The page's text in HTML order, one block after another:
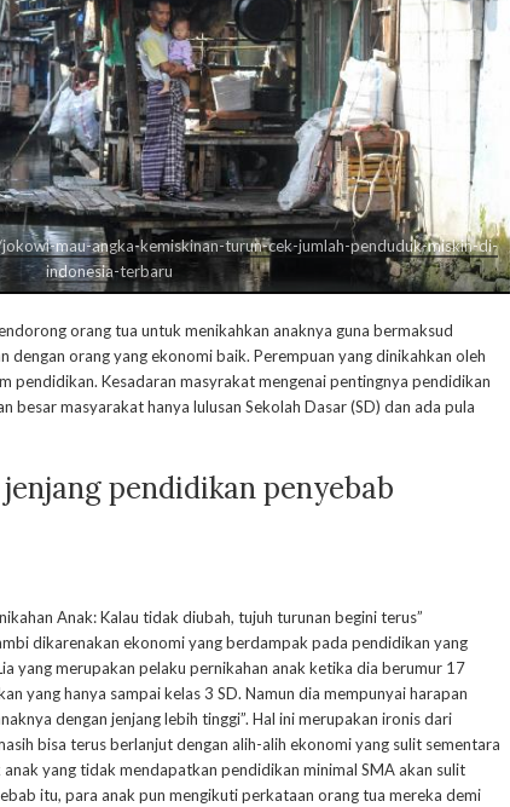
mau-angka-kemiskinan-turun-cek-jumlah-penduduk-miskin-di-
indonesia-terbaru
orang tua untuk menikahkan anaknya guna bermaksud
dengan orang yang ekonomi baik. Perempuan yang dinikahkan oleh
pendidikan. Kesadaran masyrakat mengenai pentingnya pendidikan
besar masyarakat hanya lulusan Sekolah Dasar (SD) dan ada pula
pendidikan penyebab
Anak: Kalau tidak diubah, tujuh turunan begini terus”
dikarenakan ekonomi yang berdampak pada pendidikan yang
yang merupakan pelaku pernikahan anak ketika dia berumur 17
yang hanya sampai kelas 3 SD. Namun dia mempunyai harapan
dengan jenjang lebih tinggi”. Hal ini merupakan ironis dari
bisa terus berlanjut dengan alih-alih ekonomi yang sulit sementara
yang tidak mendapatkan pendidikan minimal SMA akan sulit
itu, para anak pun mengikuti perkataan orang tua mereka demi